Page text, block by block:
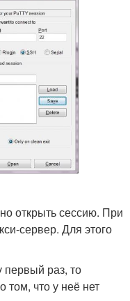
открыть сессию. При
сервер. Для этого
первый раз, то
том, что у неё нет